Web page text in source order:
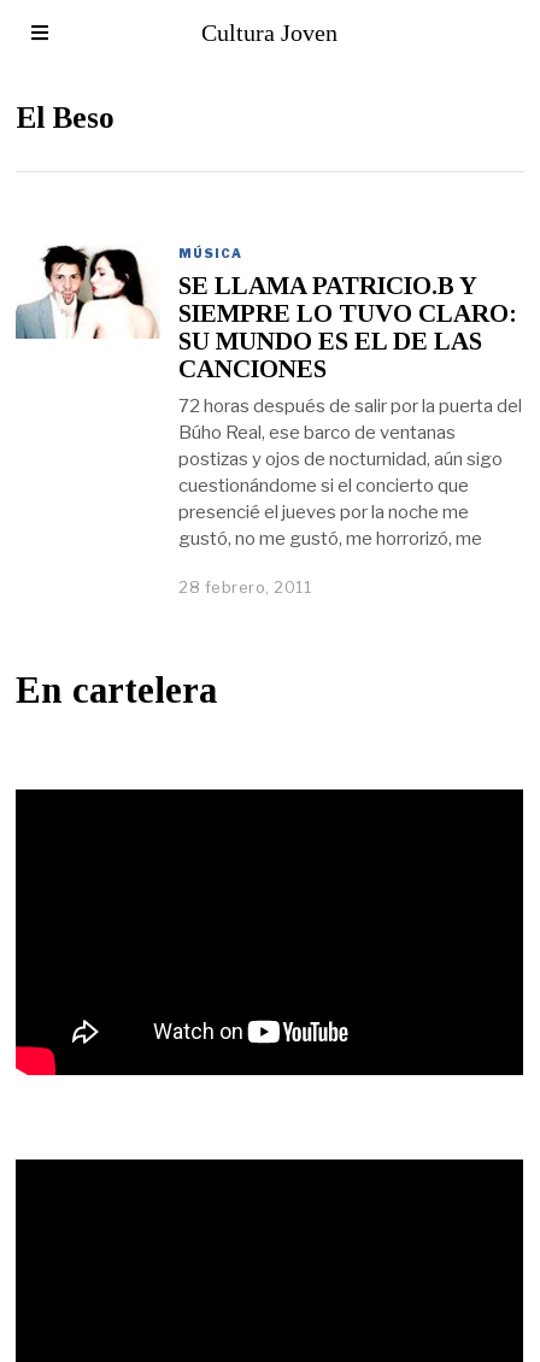
Cultura Joven
El Beso
MÚSICA
SE LLAMA PATRICIO.B Y
SIEMPRE LO TUVO CLARO:
SU MUNDO ES EL DE LAS
CANCIONES
72 horas después de salir por la puerta del
Búho Real, ese barco de ventanas
postizas y ojos de nocturnidad, aún sigo
cuestionándome si el concierto que
presencié el jueves por la noche me
gustó, no me gustó, me horrorizó, me
28 febrero, 2011
En cartelera